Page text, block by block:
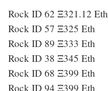
Rock ID 62 Ξ321.12 Eth
Rock ID 57 Ξ325 Eth
Rock ID 89 Ξ333 Eth
Rock ID 38 Ξ345 Eth
Rock ID 68 Ξ399 Eth
Rock ID 94 Ξ399 Eth